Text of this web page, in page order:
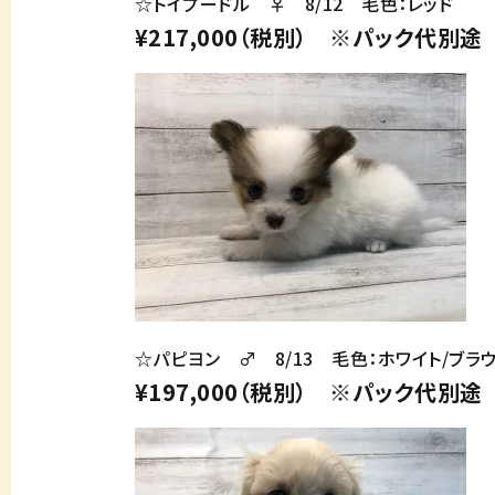
¥217,000（税別） ※パック代別途
☆パピヨン ♂ 8/13 毛色：ホワイト/ブラ
¥197,000（税別） ※パック代別途